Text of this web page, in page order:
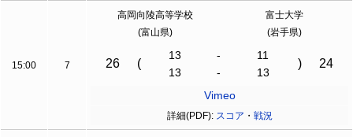
15:00 7
高岡向陵高等学校
(富山県)
富士大学
(岩手県)
26 (
13 -
11
13
- 13
) 24
Vimeo
詳細(PDF): スコア ・ 戦況